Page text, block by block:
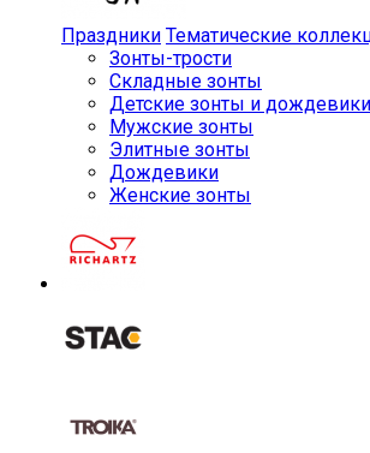
Праздники Тематические
Зонты-трости
Складные зонты
Детские зонты и дождевики
Мужские зонты
Элитные зонты
Дождевики
Женские зонты